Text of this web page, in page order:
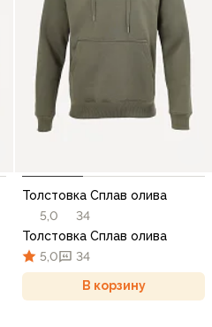
Толстовка Сплав олива
5,0
34
Толстовка Сплав олива
5,0
34
В корзину